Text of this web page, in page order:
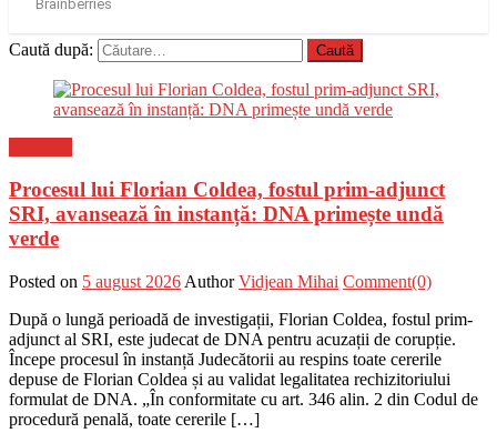
Caută după:
Procesul lui Florian Coldea, fostul prim-adjunct
SRI, avansează în instanță: DNA primește undă
verde
Posted on 5 august 2026 Author Vidjean Mihai Comment(0)
După o lungă perioadă de investigații, Florian Coldea, fostul prim-
adjunct al SRI, este judecat de DNA pentru acuzații de corupție.
Începe procesul în instanță Judecătorii au respins toate cererile
depuse de Florian Coldea și au validat legalitatea rechizitoriului
formulat de DNA. „În conformitate cu art. 346 alin. 2 din Codul de
procedură penală, toate cererile […]